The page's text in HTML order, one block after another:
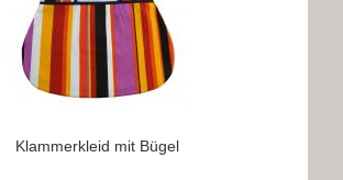
Klammerkleid mit Bügel